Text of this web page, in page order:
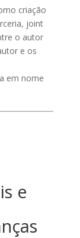
criação
joint
o autor
e os
em nome
e